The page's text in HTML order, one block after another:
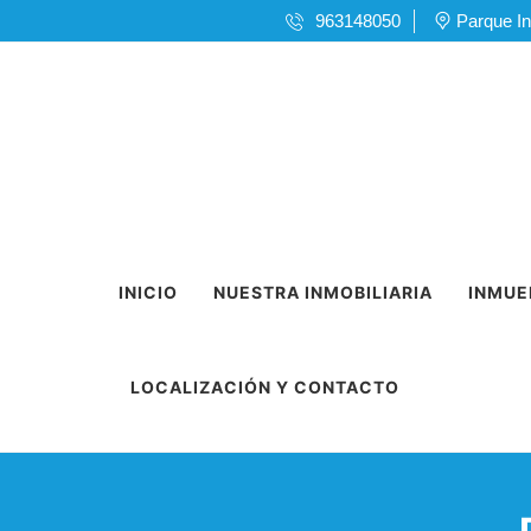
963148050 Parque
INICIO NUESTRA INMOBILIARIA
LOCALIZACIÓN Y CONTACTO